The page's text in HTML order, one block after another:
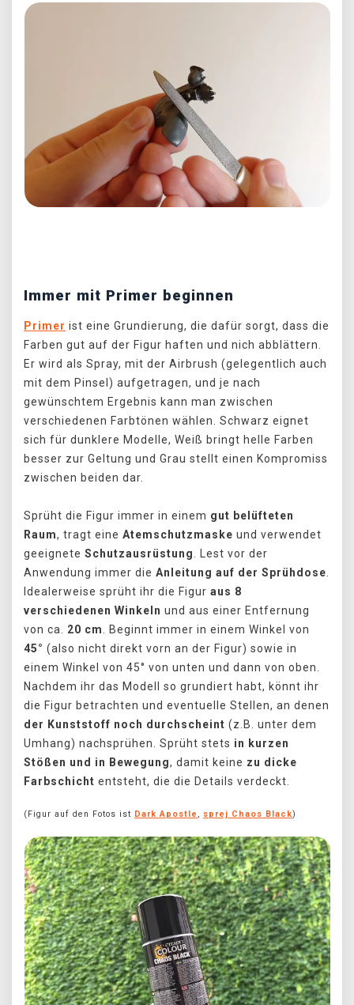
Immer mit Primer beginnen
Primer ist eine Grundierung, die dafür sorgt, dass die
Farben gut auf der Figur haften und nich abblättern.
Er wird als Spray, mit der Airbrush (gelegentlich auch
mit dem Pinsel) aufgetragen, und je nach
gewünschtem Ergebnis kann man zwischen
verschiedenen Farbtönen wählen. Schwarz eignet
sich für dunklere Modelle, Weiß bringt helle Farben
besser zur Geltung und Grau stellt einen Kompromiss
zwischen beiden dar.
Sprüht die Figur immer in einem gut belüfteten
Raum, tragt eine Atemschutzmaske und verwendet
geeignete Schutzausrüstung
. Lest vor der
Anwendung immer die Anleitung auf der Sprühdose
Idealerweise sprüht ihr die Figur aus 8
verschiedenen Winkeln und aus einer Entfernung
von ca. 20 cm
. Beginnt immer in einem Winkel von
45° (also nicht direkt vorn an der Figur) sowie in
einem Winkel von 45° von unten und dann von oben.
Nachdem ihr das Modell so grundiert habt, könnt ihr
die Figur betrachten und eventuelle Stellen, an denen
der Kunststoff noch durchscheint (z.B. unter dem
Umhang) nachsprühen. Sprüht stets in kurzen
Stößen und in Bewegung, damit keine zu dicke
Farbschicht entsteht, die die Details verdeckt.
(Figur auf den Fotos ist Dark Apostle , sprej Chaos Black)